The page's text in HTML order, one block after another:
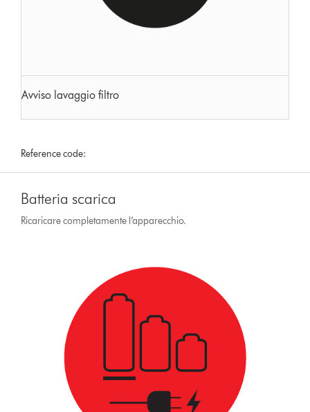
Avviso lavaggio filtro
Reference code:
Batteria scarica
Ricaricare completamente l’apparecchio.